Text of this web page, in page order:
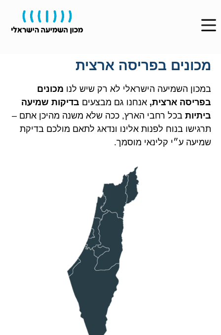
מכונים בפריסה ארצית
במכון השמיעה הישראלי לא רק שיש לנו מכונים
בפריסה ארצית, אנחנו גם מבצעים בדיקות שמיעה
ביתיות בכל רחבי הארץ, ככה שלא משנה מהיכן אתם –
תרגישו בנוח לפנות אלינו ונדאג לתאם מולכם בדיקת
שמיעה ע״י קלינאי מוסמך.